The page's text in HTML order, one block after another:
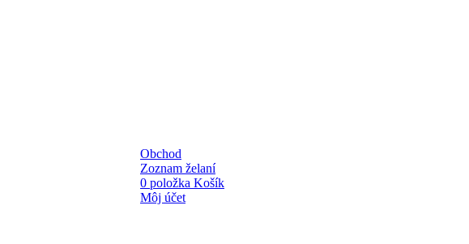
Obchod
Zoznam želaní
0 položka Košík
Môj účet